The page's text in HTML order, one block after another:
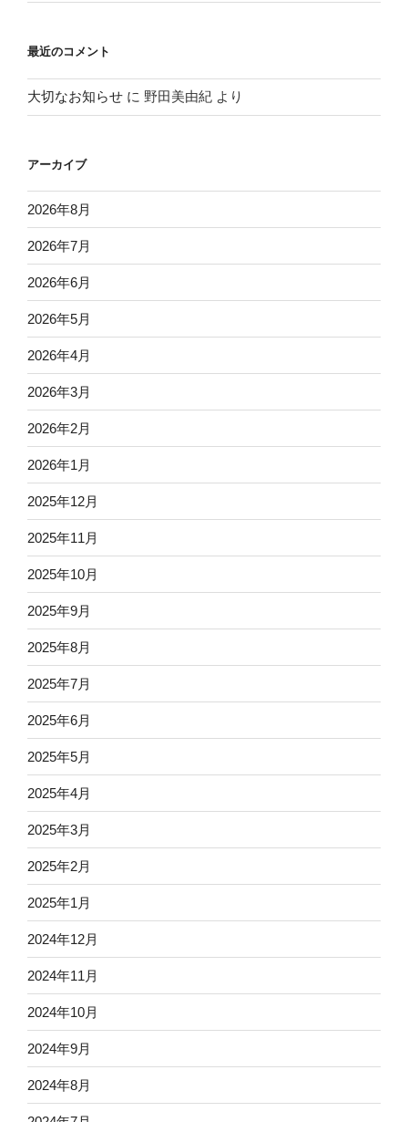
最近のコメント
大切なお知らせ に 野田美由紀 より
アーカイブ
2026年8月
2026年7月
2026年6月
2026年5月
2026年4月
2026年3月
2026年2月
2026年1月
2025年12月
2025年11月
2025年10月
2025年9月
2025年8月
2025年7月
2025年6月
2025年5月
2025年4月
2025年3月
2025年2月
2025年1月
2024年12月
2024年11月
2024年10月
2024年9月
2024年8月